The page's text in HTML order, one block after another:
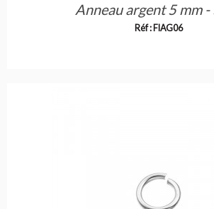
Anneau argent 5 mm -
Réf : FIAG06